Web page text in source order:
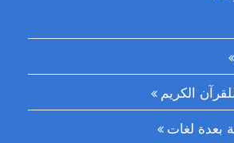
الكريم
بعدة لغات